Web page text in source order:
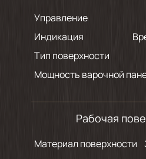
Управление
Индикация
Тип поверхности
Мощность варочной
Рабочая
Материал поверхности